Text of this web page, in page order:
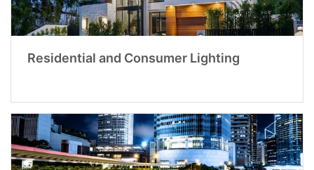
Residential and Consumer Lighting